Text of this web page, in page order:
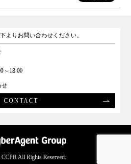
よりお問い合わせください。
～18:00
せ
CONTACT
All Rights Reserved.